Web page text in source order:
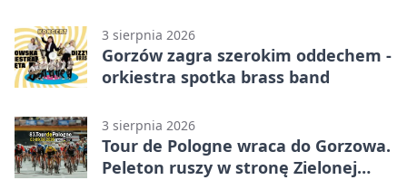
3 sierpnia 2026
Gorzów zagra szerokim oddechem -
orkiestra spotka brass band
3 sierpnia 2026
Tour de Pologne wraca do Gorzowa.
Peleton ruszy w stronę Zielonej